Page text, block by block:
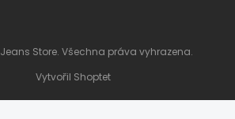
Vytvořil Shoptet
Jeans Store. Všechna práva vyhrazena.